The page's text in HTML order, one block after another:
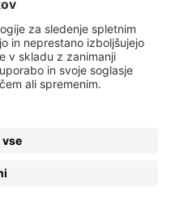
Niacinamid
Rozacea
Salicilna kislina